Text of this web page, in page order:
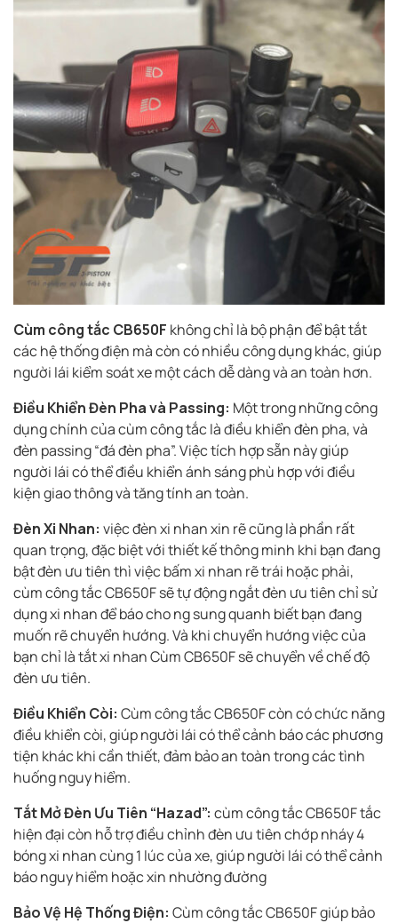
Cùm công tắc CB650F không chỉ là bộ phận để bật tắt
các hệ thống điện mà còn có nhiều công dụng khác, giúp
người lái kiểm soát xe một cách dễ dàng và an toàn hơn.
Điều Khiển Đèn Pha và Passing: Một trong những công
dụng chính của cùm công tắc là điều khiển đèn pha, và
đèn passing “đá đèn pha”. Việc tích hợp sẵn này giúp
người lái có thể điều khiển ánh sáng phù hợp với điều
kiện giao thông và tăng tính an toàn.
Đèn Xi Nhan: việc đèn xi nhan xin rẽ cũng là phần rất
quan trọng, đặc biệt với thiết kế thông minh khi bạn đang
bật đèn ưu tiên thì việc bấm xi nhan rẽ trái hoặc phải,
cùm công tắc CB650F sẽ tự động ngắt đèn ưu tiên chỉ sử
dụng xi nhan để báo cho ng sung quanh biết bạn đang
muốn rẽ chuyển hướng. Và khi chuyển hướng việc của
bạn chỉ là tắt xi nhan Cùm CB650F sẽ chuyển về chế độ
đèn ưu tiên.
Điều Khiển Còi: Cùm công tắc CB650F còn có chức năng
điều khiển còi, giúp người lái có thể cảnh báo các phương
tiện khác khi cần thiết, đảm bảo an toàn trong các tình
huống nguy hiểm.
Tắt Mở Đèn Ưu Tiên “Hazad”: cùm công tắc CB650F tắc
hiện đại còn hỗ trợ điều chỉnh đèn ưu tiên chớp nháy 4
bóng xi nhan cùng 1 lúc của xe, giúp người lái có thể cảnh
báo nguy hiểm hoặc xin nhường đường
Bảo Vệ Hệ Thống Điện: Cùm công tắc CB650F giúp bảo